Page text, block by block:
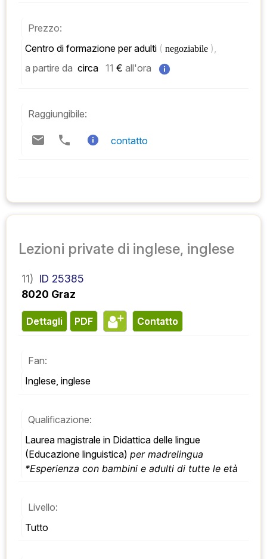
Prezzo:
Centro di formazione per adulti ( negoziabile ),
a partire da circa 11 € all'ora
Raggiungibile:
contatto
Lezioni private di inglese, inglese
11) ID 25385
8020 Graz
Dettagli PDF contatto
Fan:
Inglese, inglese
Qualificazione:
Laurea magistrale in Didattica delle lingue
(Educazione linguistica) per madrelingua
*Esperienza con bambini e adulti di tutte le età
Livello:
Tutto